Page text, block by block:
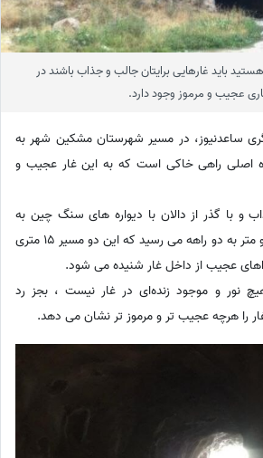
باید غارهایی برایتان جالب و جذاب باشند در
عجیب و مرموز وجود دارد.
ساعدنیوز، در مسیر شهرستان مشکین شهر به
اصلی راهی خاکی است که به این غار عجیب و
و با گذر از دالان با دیواره های سنگ چین به
ارتفاع 10 متر و به پهنای دو متر به دو راهه می رسید که این دو مسیر 15 متری
عجیب از داخل غار شنیده می شود.
نور و موجود زنده‌ای در غار نیست ، بجز رد
را هرچه عجیب تر و مرموز تر نشان می دهد.